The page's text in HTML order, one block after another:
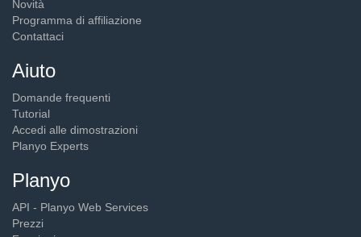
Novità
Programma di affiliazione
Contattaci
Aiuto
Domande frequenti
Tutorial
Accedi alle dimostrazioni
Planyo Experts
Planyo
API - Planyo Web Services
Prezzi